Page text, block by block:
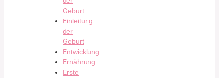
Geburt
Einleitung
der
Geburt
Entwicklung
Ernährung
Erste